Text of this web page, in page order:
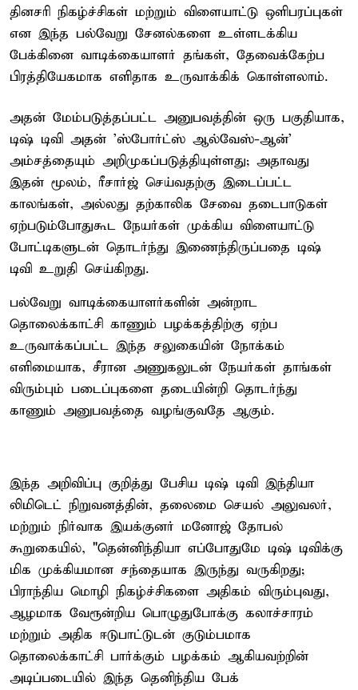
தினசரி நிகழ்ச்சிகள் மற்றும் விளையாட்டு ஒளிபரப்புகள்
என இந்த பல்வேறு சேனல்களை உள்ளடக்கிய
பேக்கினை வாடிக்கையாளர் தங்கள், தேவைக்கேற்ப
பிரத்தியேகமாக எளிதாக உருவாக்கிக் கொள்ளலாம்.
அதன் மேம்படுத்தப்பட்ட அனுபவத்தின் ஒரு பகுதியாக,
டிஷ் டிவி அதன் 'ஸ்போர்ட்ஸ் ஆல்வேஸ்-ஆன்'
அம்சத்தையும் அறிமுகப்படுத்தியுள்ளது; அதாவது
இதன் மூலம், ரீசார்ஜ் செய்வதற்கு இடைப்பட்ட
காலங்கள், அல்லது தற்காலிக சேவை தடைபாடுகள்
ஏற்படும்போதுகூட நேயர்கள் முக்கிய விளையாட்டு
போட்டிகளுடன் தொடர்ந்து இணைந்திருப்பதை டிஷ்
டிவி உறுதி செய்கிறது.
பல்வேறு வாடிக்கையாளர்களின் அன்றாட
தொலைக்காட்சி காணும் பழக்கத்திற்கு ஏற்ப
உருவாக்கப்பட்ட இந்த சலுகையின் நோக்கம்
எளிமையாக, சீரான அணுகலுடன் நேயர்கள் தாங்கள்
விரும்பும் படைப்புகளை தடையின்றி தொடர்ந்து
காணும் அனுபவத்தை வழங்குவதே ஆகும்.
இந்த அறிவிப்பு குறித்து பேசிய டிஷ் டிவி இந்தியா
லிமிடெட் நிறுவனத்தின், தலைமை செயல் அலுவலர்,
மற்றும் நிர்வாக இயக்குனர் மனோஜ் தோபல்
கூறுகையில், "தென்னிந்தியா எப்போதுமே டிஷ் டிவிக்கு
மிக முக்கியமான சந்தையாக இருந்து வருகிறது;
பிராந்திய மொழி நிகழ்ச்சிகளை அதிகம் விரும்புவது,
ஆழமாக வேரூன்றிய பொழுதுபோக்கு கலாச்சாரம்
மற்றும் அதிக ஈடுபாட்டுடன் குடும்பமாக
தொலைக்காட்சி பார்க்கும் பழக்கம் ஆகியவற்றின்
அடிப்படையில் இந்த தெனிந்திய பேக்